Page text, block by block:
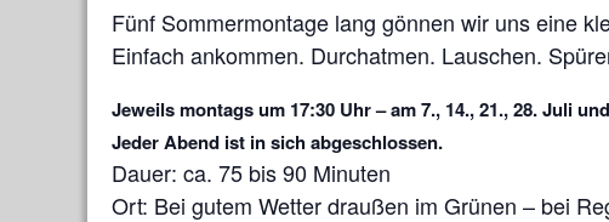
Fünf Sommermontage lang gönnen wir uns eine
Einfach ankommen. Durchatmen. Lauschen.
Jeweils montags um 17:30 Uhr – am 7., 14., 21., 28. Juli
Jeder Abend ist in sich abgeschlossen.
Dauer: ca. 75 bis 90 Minuten
Ort: Bei gutem Wetter draußen im Grünen – bei